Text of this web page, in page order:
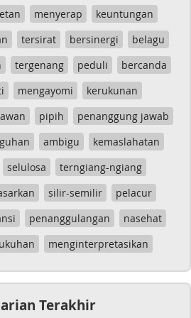
menyerap
keuntungan
tersirat bersinergi
belagu
tergenang peduli
bercanda
mengayomi
kerukunan
pipih
penanggung jawab
ambigu
kemaslahatan
selulosa
terngiang-ngiang
silir-semilir
pelacur
penanggulangan
nasehat
menginterpretasikan
Terakhir